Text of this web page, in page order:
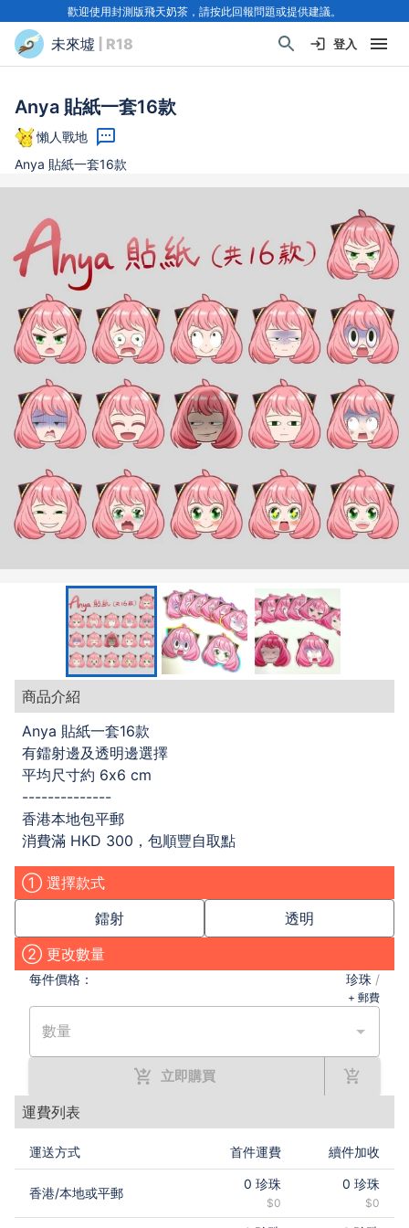
歡迎使用封測版飛天奶茶，請按此回報問題或提供建議。
未來墟 | R18 登入
Anya 貼紙一套16款
懶人戰地
Anya 貼紙一套16款
商品介紹
Anya 貼紙一套16款
有鐳射邊及透明邊選擇
平均尺寸約 6x6 cm
--------------
香港本地包平郵
消費滿 HKD 300，包順豐自取點
① 選擇款式
鐳射
透明
② 更改數量
每件價格： 珍珠 /
+ 郵費
數量
立即購買
運費列表
運送方式 首件運費 續件加收
香港/本地或平郵
0 珍珠
$0
0 珍珠
$0